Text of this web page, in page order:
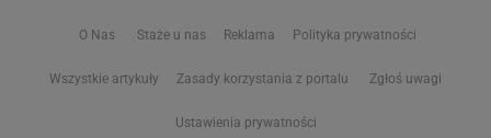
O Nas Staże u nas Reklama Polityka prywatności
Wszystkie artykuły Zasady korzystania z portalu Zgłoś uwagi
Ustawienia prywatności